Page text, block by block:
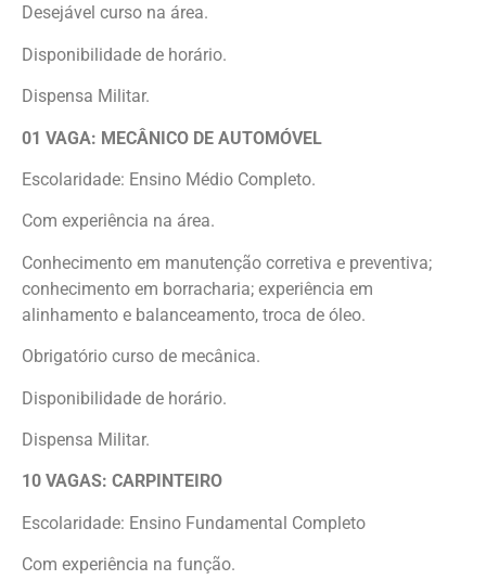
Desejável curso na área.
Disponibilidade de horário.
Dispensa Militar.
01 VAGA: MECÂNICO DE AUTOMÓVEL
Escolaridade: Ensino Médio Completo.
Com experiência na área.
Conhecimento em manutenção corretiva e preventiva;
conhecimento em borracharia; experiência em
alinhamento e balanceamento, troca de óleo.
Obrigatório curso de mecânica.
Disponibilidade de horário.
Dispensa Militar.
10 VAGAS: CARPINTEIRO
Escolaridade: Ensino Fundamental Completo
Com experiência na função.